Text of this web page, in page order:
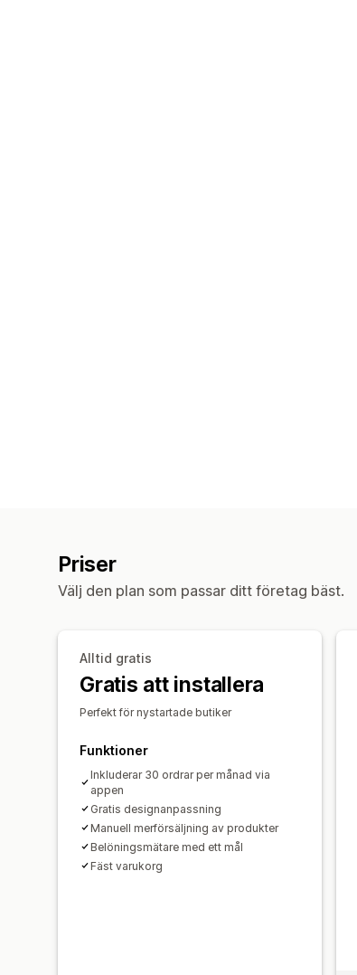
Priser
Välj den plan som passar ditt företag bäst.
Alltid gratis
Gratis att installera
Perfekt för nystartade butiker
Funktioner
Inkluderar 30 ordrar per månad via
appen
Gratis designanpassning
Manuell merförsäljning av produkter
Belöningsmätare med ett mål
Fäst varukorg